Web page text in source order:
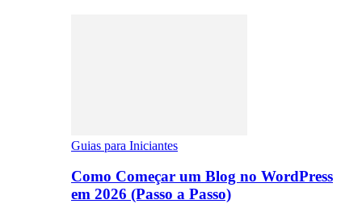
Guias para Iniciantes
Como Começar um Blog no WordPress
em 2026 (Passo a Passo)